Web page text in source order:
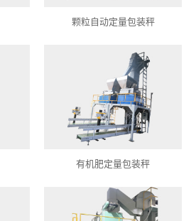
颗粒自动定量包装秤
有机肥定量包装秤